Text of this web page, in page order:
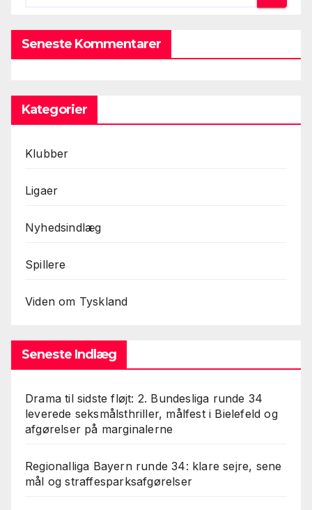
Seneste Kommentarer
Kategorier
Klubber
Ligaer
Nyhedsindlæg
Spillere
Viden om Tyskland
Seneste Indlæg
Drama til sidste fløjt: 2. Bundesliga runde 34
leverede seksmålsthriller, målfest i Bielefeld og
afgørelser på marginalerne
Regionalliga Bayern runde 34: klare sejre, sene
mål og straffesparksafgørelser